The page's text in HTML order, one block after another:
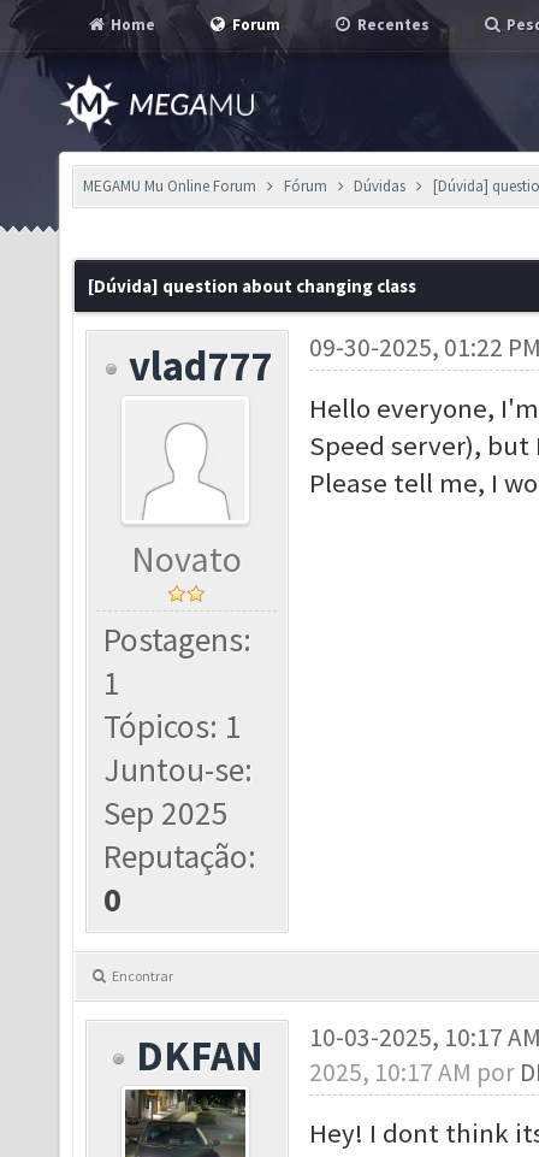
Home Forum Recentes
MEGAMU Mu Online Forum Fórum Dúvidas [Dúvida]
[Dúvida] question about changing class
vlad777
Novato
Postagens:
1
Tópicos: 1
Juntou-se:
Sep 2025
Reputação:
0
09-30-2025, 01:22
Hello everyone,
Speed server),
Please tell me, I
Encontrar
DKFAN
10-03-2025, 10:17
2025, 10:17 AM por
Hey! I dont think